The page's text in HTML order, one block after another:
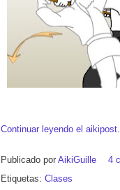
Continuar leyendo el aikipost...
Publicado por AikiGuille
4
Etiquetas: Clases